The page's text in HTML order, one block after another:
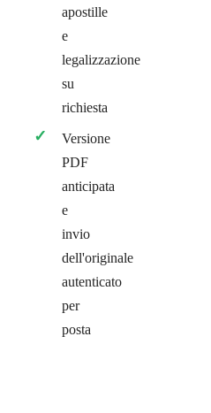
apostille
e
legalizzazione
su
richiesta
Versione
PDF
anticipata
e
invio
dell'originale
autenticato
per
posta